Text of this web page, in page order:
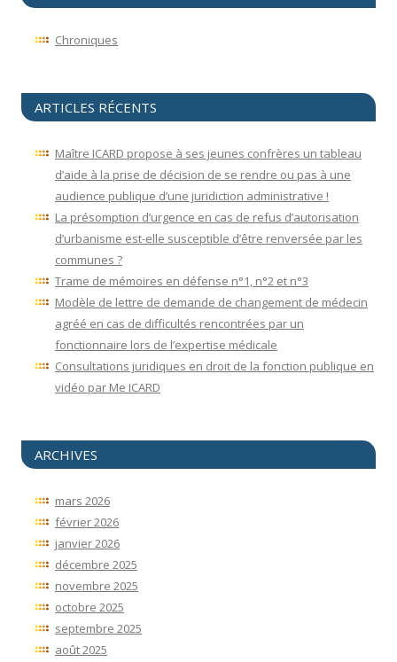
Chroniques
ARTICLES RÉCENTS
Maître ICARD propose à ses jeunes confrères un tableau
d’aide à la prise de décision de se rendre ou pas à une
audience publique d’une juridiction administrative !
La présomption d’urgence en cas de refus d’autorisation
d’urbanisme est-elle susceptible d’être renversée par les
communes ?
Trame de mémoires en défense n°1, n°2 et n°3
Modèle de lettre de demande de changement de médecin
agréé en cas de difficultés rencontrées par un
fonctionnaire lors de l’expertise médicale
Consultations juridiques en droit de la fonction publique en
vidéo par Me ICARD
ARCHIVES
mars 2026
février 2026
janvier 2026
décembre 2025
novembre 2025
octobre 2025
septembre 2025
août 2025